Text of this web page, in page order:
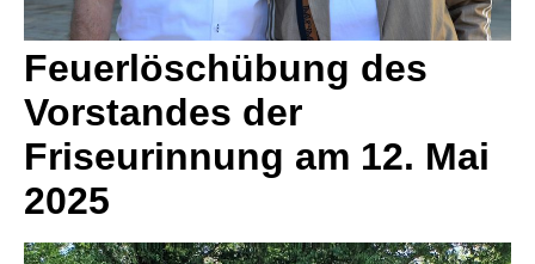
Feuerlöschübung des
Vorstandes der
Friseurinnung am 12. Mai
2025